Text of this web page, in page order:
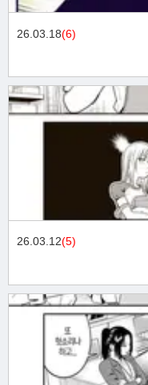
26.03.18(6)
26.03.12(5)